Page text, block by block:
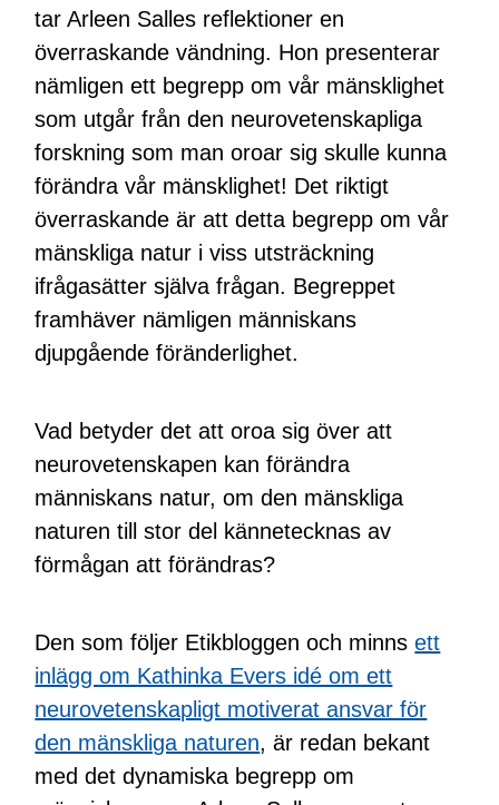
tar Arleen Salles reflektioner en
överraskande vändning. Hon presenterar
nämligen ett begrepp om vår mänsklighet
som utgår från den neurovetenskapliga
forskning som man oroar sig skulle kunna
förändra vår mänsklighet! Det riktigt
överraskande är att detta begrepp om vår
mänskliga natur i viss utsträckning
ifrågasätter själva frågan. Begreppet
framhäver nämligen människans
djupgående föränderlighet.
Vad betyder det att oroa sig över att
neurovetenskapen kan förändra
människans natur, om den mänskliga
naturen till stor del kännetecknas av
förmågan att förändras?
Den som följer Etikbloggen och minnsett
inlägg om Kathinka Evers idé om ett
neurovetenskapligt motiverat ansvar för
den mänskliga naturen, är redan bekant
med det dynamiska begrepp om